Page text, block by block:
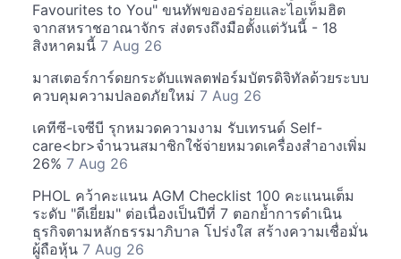
Favourites to You" ขนทัพของอร่อยและไอเท็มฮิต
จากสหราชอาณาจักร ส่งตรงถึงมือตั้งแต่วันนี้ - 18
สิงหาคมนี้ 7 Aug 26
มาสเตอร์การ์ดยกระดับแพลตฟอร์มบัตรดิจิทัลด้วยระบบ
ควบคุมความปลอดภัยใหม่ 7 Aug 26
เคทีซี-เจซีบี รุกหมวดความงาม รับเทรนด์ Self-
care<br>จำนวนสมาชิกใช้จ่ายหมวดเครื่องสำอางเพิ่ม
26% 7 Aug 26
PHOL คว้าคะแนน AGM Checklist 100 คะแนนเต็ม
ระดับ "ดีเยี่ยม" ต่อเนื่องเป็นปีที่ 7 ตอกย้ำการดำเนิน
ธุรกิจตามหลักธรรมาภิบาล โปร่งใส สร้างความเชื่อมั่น
ผู้ถือหุ้น 7 Aug 26